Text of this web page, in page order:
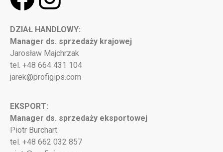
DZIAŁ HANDLOWY:
Manager ds. sprzedaży krajowej
Jarosław Majchrzak
tel. +48 664 431 104
jarek@profigips.com
EKSPORT:
Manager ds. sprzedaży eksportowej
Piotr Burchart
tel. +48 662 032 857